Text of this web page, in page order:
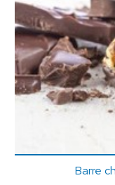
Barre